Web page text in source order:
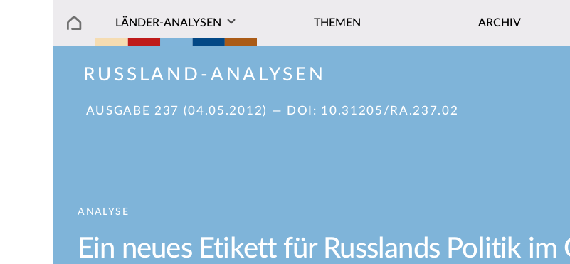
LÄNDER-ANALYSEN THEMEN ARCHIV
RUSSLAND-ANALYSEN
AUSGABE 237 (04.05.2012) — DOI: 10.31205/RA.237.02
ANALYSE
Ein neues Etikett für Russlands Politik im